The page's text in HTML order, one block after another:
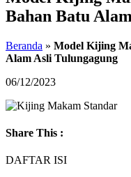
Bahan Batu
Beranda » Model Kijing
Alam Asli Tulungagung
06/12/2023
Share This :
DAFTAR ISI